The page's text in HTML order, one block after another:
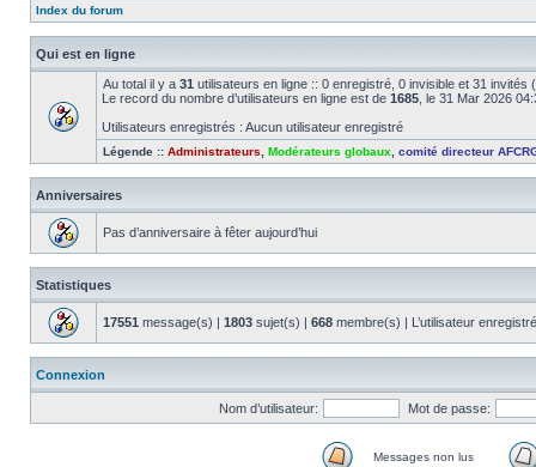
Index du forum
Qui est en ligne
Au total il y a 31 utilisateurs en ligne :: 0 enregistré, 0 invisible et 31
Le record du nombre d’utilisateurs en ligne est de 1685 , le 31 Mar 2026
Utilisateurs enregistrés : Aucun utilisateur enregistré
Légende :: Administrateurs Modérateurs globaux comité directeur
Anniversaires
Pas d’anniversaire à fêter aujourd’hui
Statistiques
17551 message(s) | 1803 sujet(s) | 668 membre(s) | L’utilisateur
Connexion
Nom d’utilisateur: Mot de passe:
Messages non lus